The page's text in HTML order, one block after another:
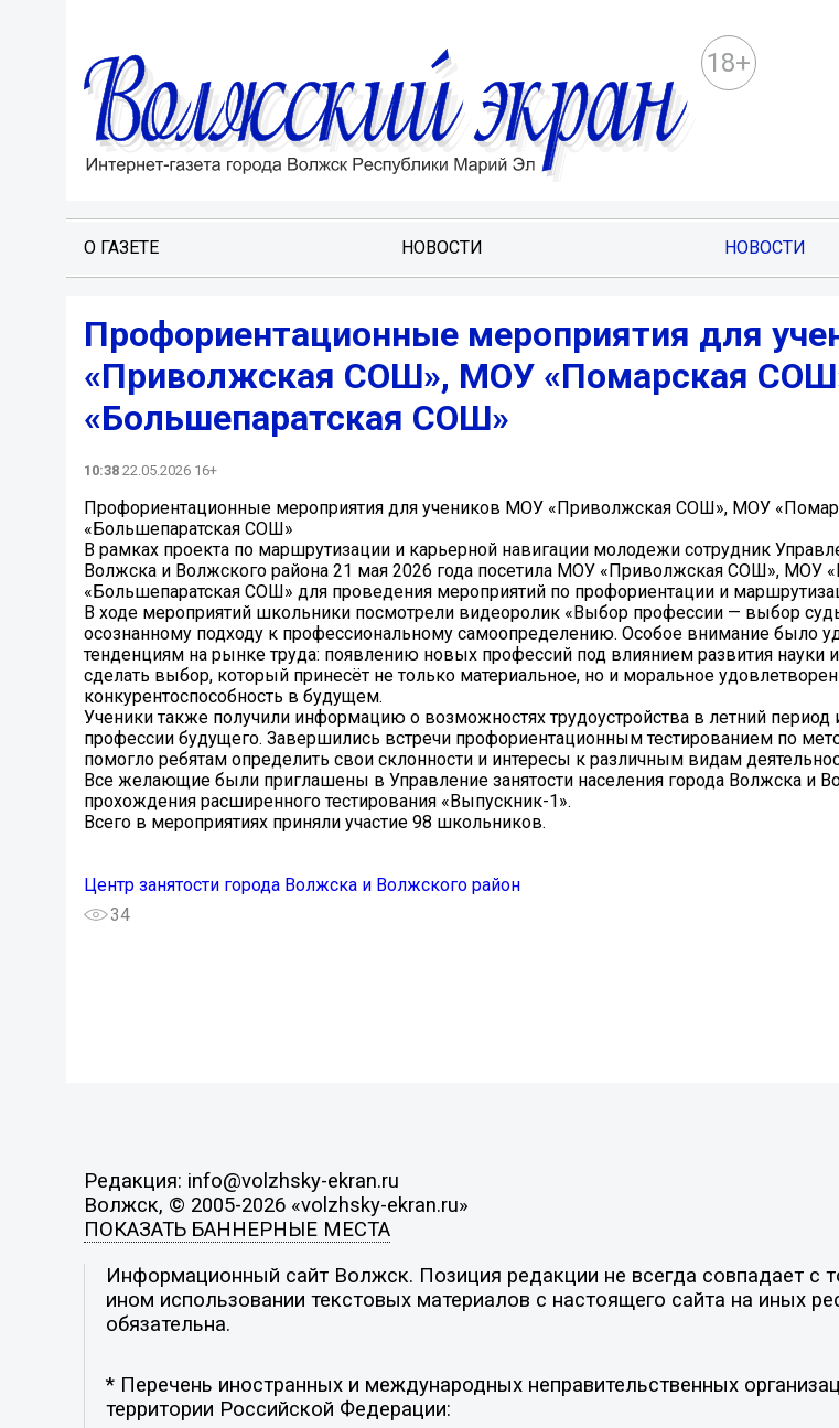
18+
О ГАЗЕТЕ НОВОСТИ НОВОСТИ
Профориентационные мероприятия для
«Приволжская СОШ», МОУ «Помарская
«Большепаратская СОШ»
10:38 22.05.2026 16+
Профориентационные мероприятия для учеников МОУ «Приволжская СОШ», МОУ
«Большепаратская СОШ»
В рамках проекта по маршрутизации и карьерной навигации молодежи сотрудник
Волжска и Волжского района 21 мая 2026 года посетила МОУ «Приволжская СОШ», МОУ
«Большепаратская СОШ» для проведения мероприятий по профориентации и
В ходе мероприятий школьники посмотрели видеоролик «Выбор профессии — выбор
осознанному подходу к профессиональному самоопределению. Особое внимание было
тенденциям на рынке труда: появлению новых профессий под влиянием развития науки и
сделать выбор, который принесёт не только материальное, но и моральное
конкурентоспособность в будущем.
Ученики также получили информацию о возможностях трудоустройства в летний
профессии будущего. Завершились встречи профориентационным тестированием по
помогло ребятам определить свои склонности и интересы к различным видам
Все желающие были приглашены в Управление занятости населения города Волжска и
прохождения расширенного тестирования «Выпускник-1».
Всего в мероприятиях приняли участие 98 школьников.
Центр занятости города Волжска и Волжского район
34
Редакция: info@volzhsky-ekran.ru
Волжск, © 2005-2026 «volzhsky-ekran.ru»
ПОКАЗАТЬ БАННЕРНЫЕ МЕСТА
Информационный сайт Волжск. Позиция редакции не всегда совпадает с
ином использовании текстовых материалов с настоящего сайта на иных
обязательна.
* Перечень иностранных и международных неправительственных
территории Российской Федерации: